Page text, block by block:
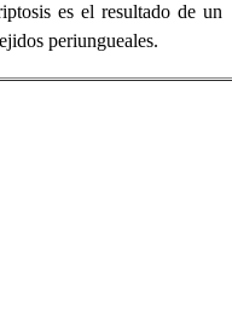
es el resultado de un
periungueales.